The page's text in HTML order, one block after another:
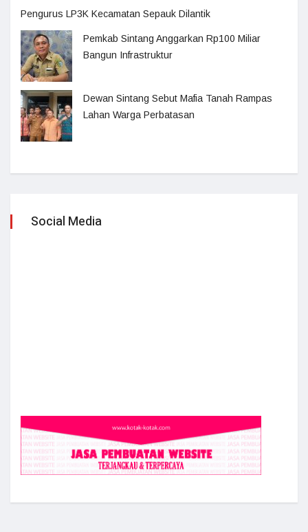
Pengurus LP3K Kecamatan Sepauk Dilantik
Pemkab Sintang Anggarkan Rp100 Miliar
Bangun Infrastruktur
Dewan Sintang Sebut Mafia Tanah Rampas
Lahan Warga Perbatasan
Social Media